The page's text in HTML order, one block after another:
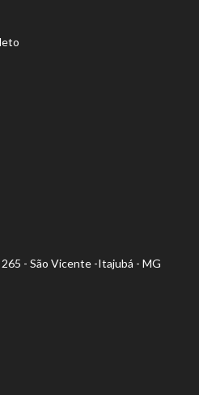
265 - São Vicente -Itajubá - MG